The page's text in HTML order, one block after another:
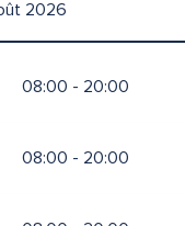
2026
08:00 - 20:00
08:00 - 20:00